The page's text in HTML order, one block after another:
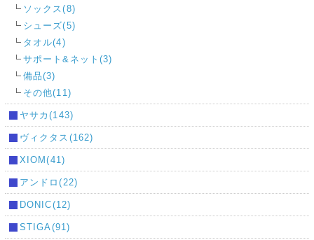
ソックス(8)
シューズ(5)
タオル(4)
サポート&ネット(3)
備品(3)
その他(11)
ヤサカ(143)
ヴィクタス(162)
XIOM(41)
アンドロ(22)
DONIC(12)
STIGA(91)